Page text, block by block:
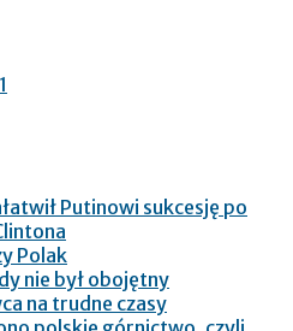
Putinowi sukcesję po
Polak
nie był obojętny
na trudne czasy